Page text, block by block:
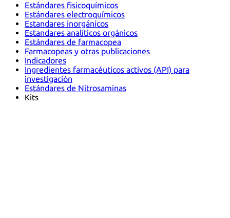
Estándares fisicoquímicos
Estándares electroquímicos
Estandares inorgánicos
Estandares analíticos orgánicos
Estándares de farmacopea
Farmacopeas y otras publicaciones
Indicadores
Ingredientes farmacéuticos activos (API) para
investigación
Estándares de Nitrosaminas
Kits